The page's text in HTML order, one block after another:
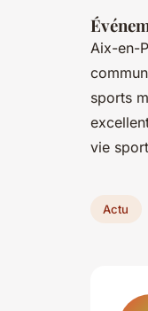
Aix-en-
sports
vie
Actu